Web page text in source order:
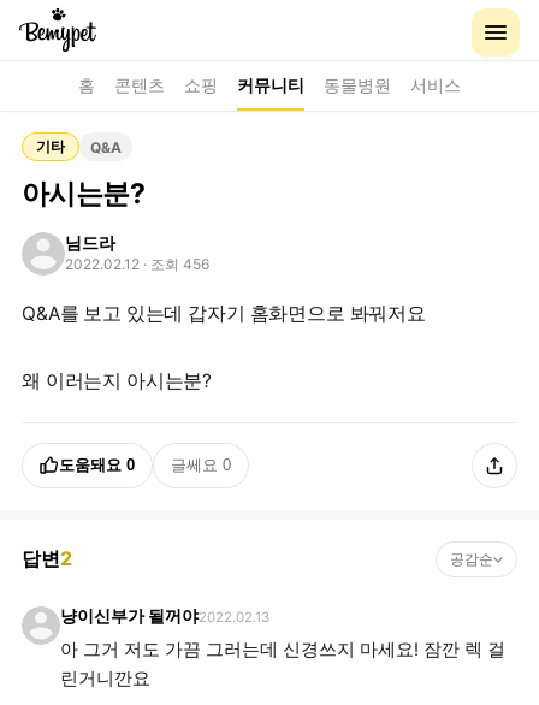
홈 콘텐츠 쇼핑 커뮤니티 동물병원 서비스
기타 Q&A
아시는분?
님드라
2022.02.12 · 조회 456
Q&A를 보고 있는데 갑자기 홈화면으로 봐꿔저요
왜 이러는지 아시는분?
도움돼요 0 글쎄요 0
답변2 공감순
냥이신부가 될꺼야2022.02.13
아 그거 저도 가끔 그러는데 신경쓰지 마세요! 잠깐 렉 걸
린거니깐요